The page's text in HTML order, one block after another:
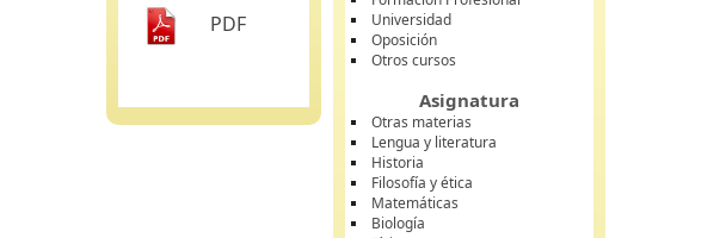
PDF
Universidad
Oposición
Otros cursos
Asignatura
Otras materias
Lengua y literatura
Historia
Filosofía y ética
Matemáticas
Biología